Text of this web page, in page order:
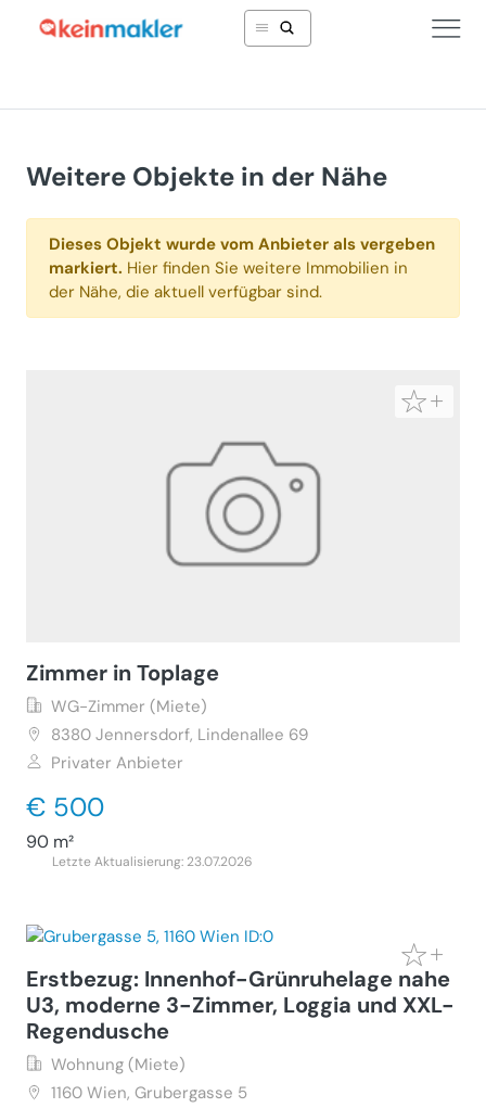
Weitere Objekte in der Nähe
Dieses Objekt wurde vom Anbieter als vergeben
markiert. Hier finden Sie weitere Immobilien in
der Nähe, die aktuell verfügbar sind.
Zimmer in Toplage
WG-Zimmer (Miete)
8380 Jennersdorf, Lindenallee 69
Privater Anbieter
€ 500
90 m²
Letzte Aktualisierung: 23.07.2026
Erstbezug: Innenhof-Grünruhelage nahe
U3, moderne 3-Zimmer, Loggia und XXL-
Regendusche
Wohnung (Miete)
1160 Wien, Grubergasse 5